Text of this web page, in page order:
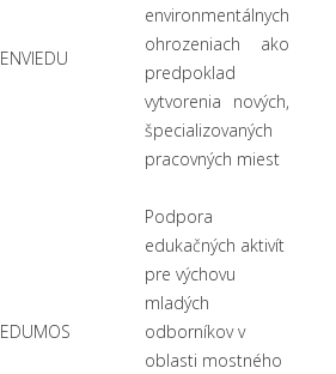
ENVIEDU
environmentálnych
ohrozeniach ako
predpoklad
vytvorenia nových,
špecializovaných
pracovných miest
EDUMOS
Podpora
edukačných aktivít
pre výchovu
mladých
odborníkov v
oblasti mostného